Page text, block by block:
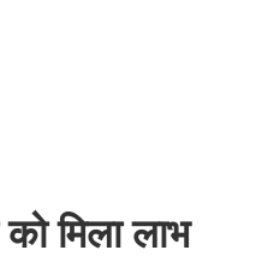
मिला लाभ